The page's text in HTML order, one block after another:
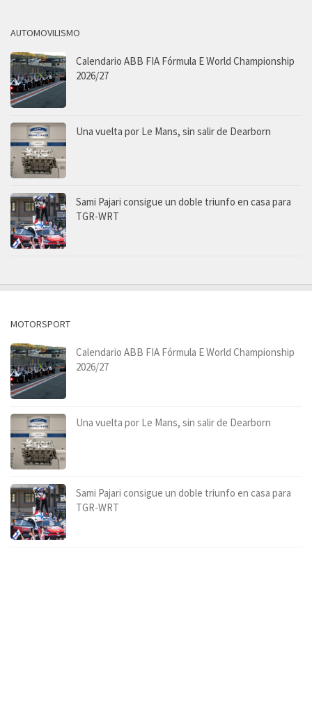
AUTOMOVILISMO
Calendario ABB FIA Fórmula E World Championship
2026/27
Una vuelta por Le Mans, sin salir de Dearborn
Sami Pajari consigue un doble triunfo en casa para
TGR-WRT
MOTORSPORT
Calendario ABB FIA Fórmula E World Championship
2026/27
Una vuelta por Le Mans, sin salir de Dearborn
Sami Pajari consigue un doble triunfo en casa para
TGR-WRT